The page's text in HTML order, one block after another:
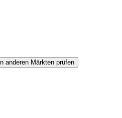
anderen Märkten prüfen